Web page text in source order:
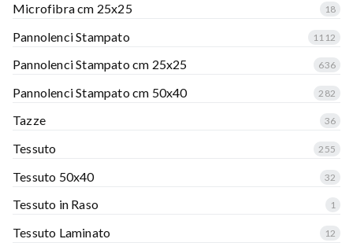
Microfibra cm 25x25 18
Pannolenci Stampato 1112
Pannolenci Stampato cm 25x25 636
Pannolenci Stampato cm 50x40 282
Tazze 36
Tessuto 255
Tessuto 50x40 32
Tessuto in Raso 1
Tessuto Laminato 12